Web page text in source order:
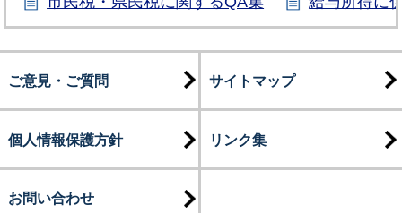
ご意見・ご質問 サイトマップ
個人情報保護方針 リンク集
お問い合わせ